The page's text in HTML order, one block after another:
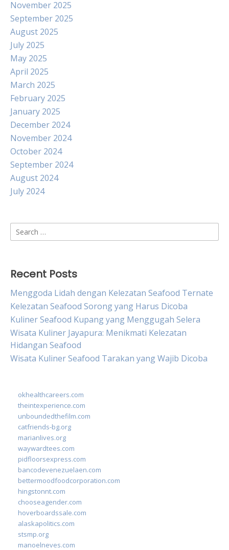
November 2025
September 2025
August 2025
July 2025
May 2025
April 2025
March 2025
February 2025
January 2025
December 2024
November 2024
October 2024
September 2024
August 2024
July 2024
Search
for:
Recent Posts
Menggoda Lidah dengan Kelezatan Seafood Ternate
Kelezatan Seafood Sorong yang Harus Dicoba
Kuliner Seafood Kupang yang Menggugah Selera
Wisata Kuliner Jayapura: Menikmati Kelezatan
Hidangan Seafood
Wisata Kuliner Seafood Tarakan yang Wajib Dicoba
okhealthcareers.com
theintexperience.com
unboundedthefilm.com
catfriends-bg.org
marianlives.org
waywardtees.com
pidfloorsexpress.com
bancodevenezuelaen.com
bettermoodfoodcorporation.com
hingstonnt.com
chooseagender.com
hoverboardssale.com
alaskapolitics.com
stsmp.org
manoelneves.com